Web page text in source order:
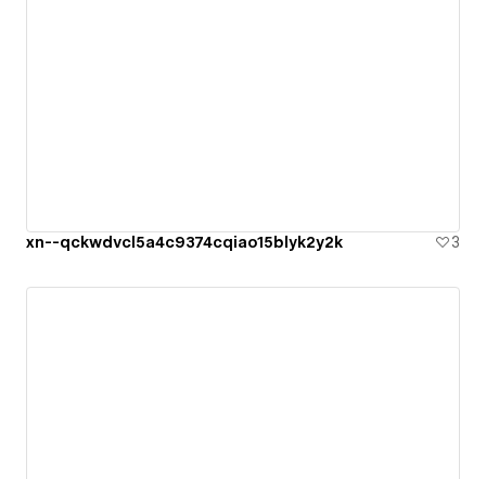
xn--qckwdvcl5a4c9374cqiao15blyk2y2k 3